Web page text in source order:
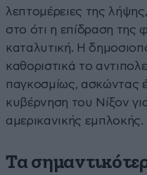
λεπτομέρειες της
στο ότι η επίδραση της
καταλυτική. Η
καθοριστικά το
παγκοσμίως, ασκώντας
κυβέρνηση του Νίξον
αμερικανικής εμπλοκής.
Τα